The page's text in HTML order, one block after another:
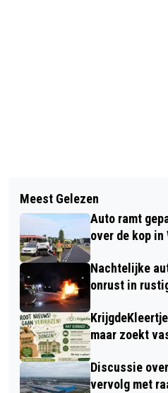
TACHOS SPEELT
HANDBALFINALE IN
WEGVALLEN
OPHEF ROND
CTP: LOKAAL
UITGEBREIDE
Meest Gelezen
Auto ramt
over de kop in
Nachtelijke
onrust in
maar zoekt
Discussie
vervolg met